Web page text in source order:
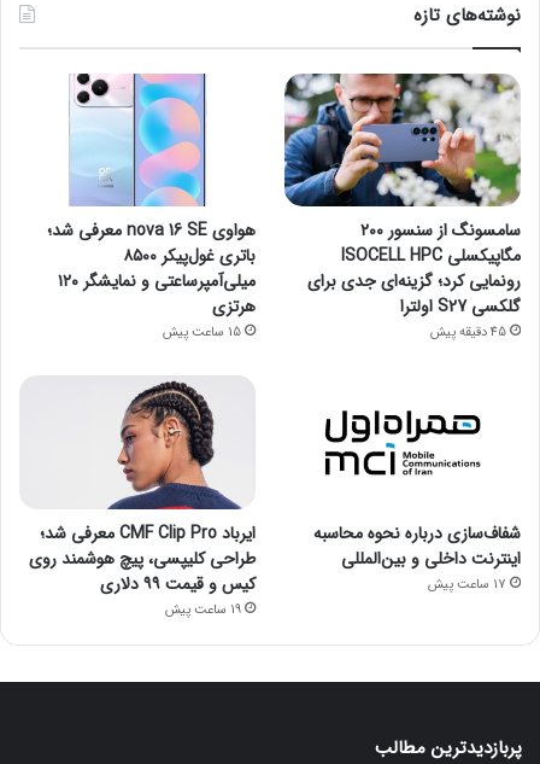
نوشته‌های تازه
سامسونگ از سنسور ۲۰۰
مگاپیکسلی ISOCELL HPC
رونمایی کرد؛ گزینه‌ای جدی برای
گلکسی S27 اولترا
45 دقیقه پیش
هواوی nova 16 SE معرفی شد؛
باتری غول‌پیکر ۸۵۰۰
میلی‌آمپرساعتی و نمایشگر ۱۲۰
هرتزی
15 ساعت پیش
شفاف‌سازی درباره نحوه محاسبه
اینترنت داخلی و بین‌المللی
17 ساعت پیش
ایرباد CMF Clip Pro معرفی شد؛
طراحی کلیپسی، پیچ هوشمند روی
کیس و قیمت ۹۹ دلاری
19 ساعت پیش
پربازدیدترین مطالب